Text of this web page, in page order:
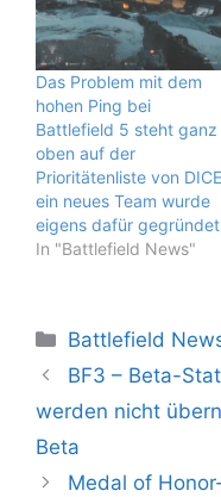
Das Problem mit dem
hohen Ping bei
Battlefield 5 steht ganz
oben auf der
Prioritätenliste von
ein neues Team wurde
eigens dafür gegründet
In "Battlefield News"
Kategorien
Battlefield
BF3 – Beta-
werden nicht
Beta
Medal of